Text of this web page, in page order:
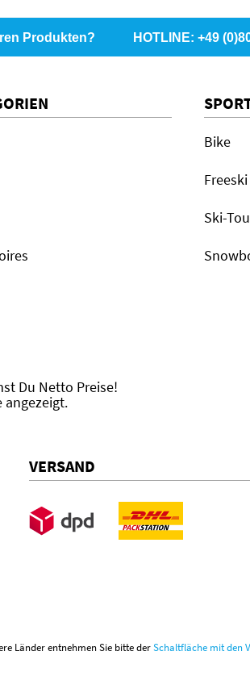
Produkten? HOTLINE: +49
Bike
Freeski
Ski-
Du Netto Preise!
angezeigt.
VERSAND
Länder entnehmen Sie bitte derSchaltfläche mit den